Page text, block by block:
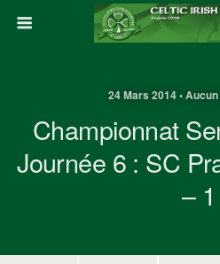
24 Mars 2014 •
Championnat
Journée 6 : SC
– 1